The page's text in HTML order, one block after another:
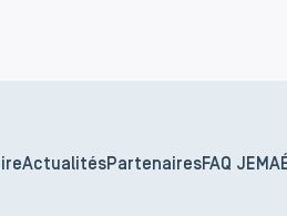
ActualitésPartenairesFAQ JEMA